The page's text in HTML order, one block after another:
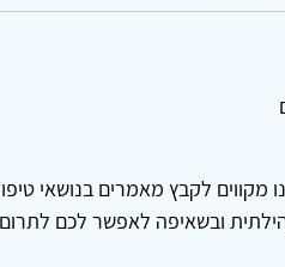
לקבץ מאמרים בנושאי
ובשאיפה לאפשר לכם